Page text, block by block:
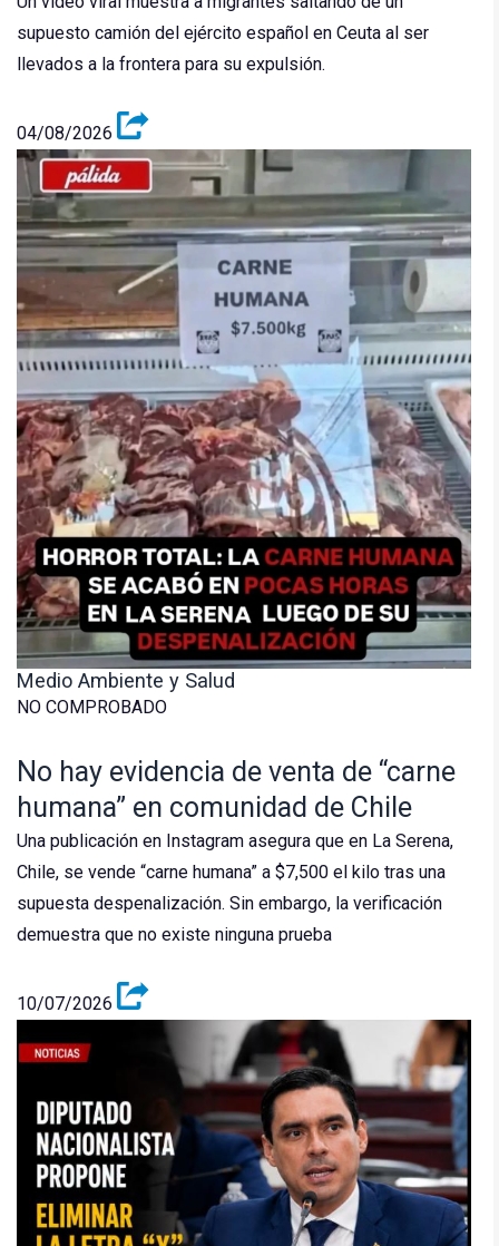
supuesto camión del ejército español en Ceuta al ser
llevados a la frontera para su expulsión.
04/08/2026
Medio Ambiente y Salud
NO COMPROBADO
No hay evidencia de venta de “carne
humana” en comunidad de Chile
Una publicación en Instagram asegura que en La Serena,
Chile, se vende “carne humana” a $7,500 el kilo tras una
supuesta despenalización. Sin embargo, la verificación
demuestra que no existe ninguna prueba
10/07/2026